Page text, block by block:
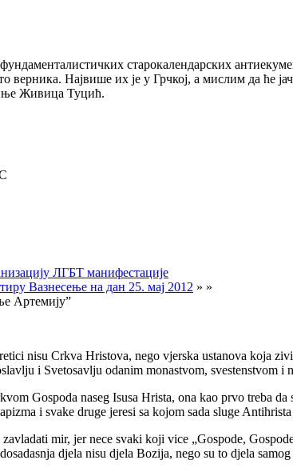
старокалендарских
верника. Највише их је у Грчкој, а мислим да ће
Живица Туцић.
ЛГБТ манифестације
Вазнесење на дан 25. мај 2012 » »
Артемију”
nisu Crkva Hristova, nego vjerska ustanova koja
i Svetosavlju odanim monastvom, svestenstvom i
Gospoda naseg Isusa Hrista, ona kao prvo treba
i svake druge jeresi sa kojom sada sluge
mir, jer nece svaki koji vice „Gospode,
djela nisu djela Bozija, nego su to djela